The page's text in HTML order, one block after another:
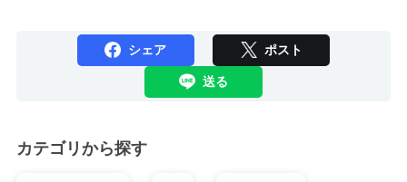
シェア ポスト
送る
カテゴリから探す